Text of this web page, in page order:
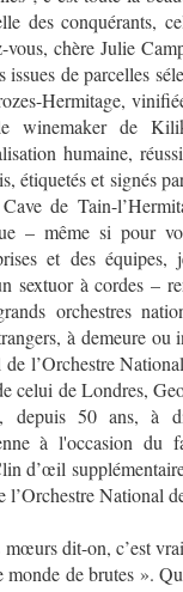
des conquérants,
chère Julie
issues de parcelles
Hermitage,
winemaker de
humaine,
étiquetés et signés
de Tain-
– même si pour
et des équipes,
sextuor à cordes –
orchestres
à demeure
l’Orchestre
celui de Londres,
depuis 50 ans, à
à l'occasion du
d’œil
l’Orchestre National
dit-on, c’est
monde de brutes ».